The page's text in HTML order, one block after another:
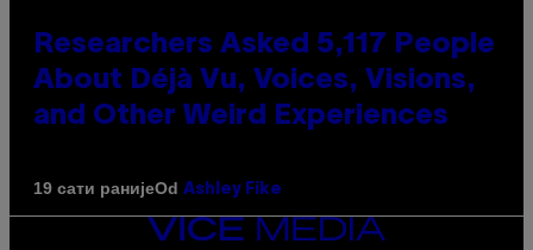
Researchers Asked 5,117 People
About Déjà Vu, Voices, Visions,
and Other Weird Experiences
19 сати ранијеOd Ashley Fike
VICE
MEDIA